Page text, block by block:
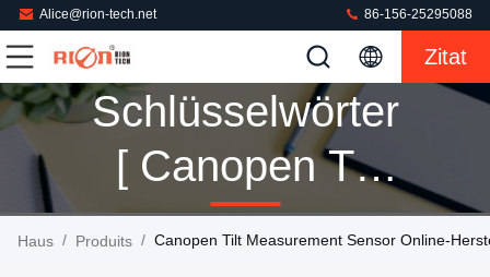
Alice@rion-tech.net 86-156-25295088
Zitat
Schlüsselwörter
[ Canopen Tilt
Measurement
Haus / Produits / Canopen Tilt Measurement Sensor Online-